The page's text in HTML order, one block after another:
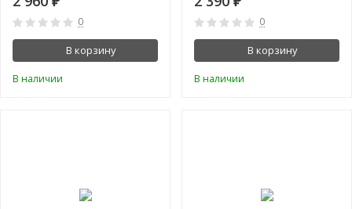
0
В корзину
В наличии
0
В корзину
В наличии